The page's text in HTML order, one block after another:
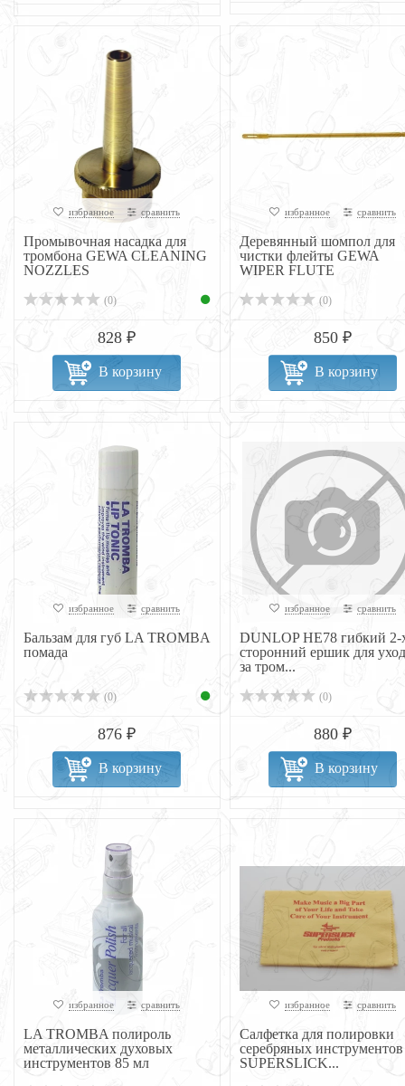
избранное сравнить
Промывочная насадка для
тромбона GEWA CLEANING
NOZZLES
(0)
828 ₽
В корзину
избранное сравнить
Деревянный шомпол для
чистки флейты GEWA
WIPER FLUTE
(0)
850 ₽
В корзину
избранное сравнить
Бальзам для губ LA TROMBA
помада
(0)
876 ₽
В корзину
избранное сравнить
DUNLOP НЕ78 гибкий 2-
сторонний ершик для
за тром...
(0)
880 ₽
В корзину
избранное сравнить
LA TROMBA полироль
металлических духовых
инструментов 85 мл
избранное сравнить
Салфетка для полировки
серебряных инструментов
SUPERSLICK...